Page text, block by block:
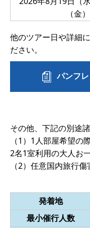
（金
他のツアー日や詳細
ださい。
パンフ
その他、下記の別途
（1）1人部屋希望の
2名1室利用の大人お
（2）任意国内旅行
発着地
最小催行人数